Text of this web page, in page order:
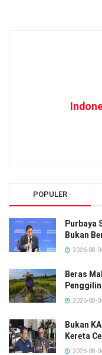
POPULER
Purbaya
Bukan
2026-08-
Beras
2026-08-
Bukan
Kereta
2026-08-